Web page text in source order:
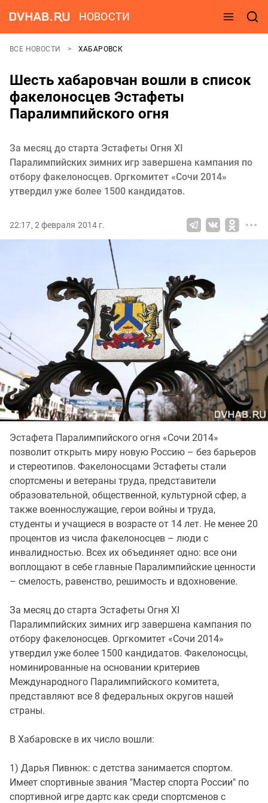
НОВОСТИ
ВСЕ НОВОСТИ ХАБАРОВСК
Шесть хабаровчан вошли в список
факелоносцев Эстафеты
Паралимпийского огня
За месяц до старта Эстафеты Огня XI
Паралимпийских зимних игр завершена кампания по
отбору факелоносцев. Оргкомитет «Сочи 2014»
утвердил уже более 1500 кандидатов.
22:17, 2 февраля 2014 г.
Эстафета Паралимпийского огня «Сочи 2014»
позволит открыть миру новую Россию – без барьеров
и стереотипов. Факелоносцами Эстафеты стали
спортсмены и ветераны труда, представители
образовательной, общественной, культурной сфер, а
также военнослужащие, герои войны и труда,
студенты и учащиеся в возрасте от 14 лет. Не менее 20
процентов из числа факелоносцев – люди с
инвалидностью. Всех их объединяет одно: все они
воплощают в себе главные Паралимпийские ценности
– смелость, равенство, решимость и вдохновение.
За месяц до старта Эстафеты Огня XI
Паралимпийских зимних игр завершена кампания по
отбору факелоносцев. Оргкомитет «Сочи 2014»
утвердил уже более 1500 кандидатов. Факелоносцы,
номинированные на основании критериев
Международного Паралимпийского комитета,
представляют все 8 федеральных округов нашей
страны.
В Хабаровске в их число вошли:
1) Дарья Пивнюк: с детства занимается спортом.
Имеет спортивные звания "Мастер спорта России" по
спортивной игре дартс как среди спортсменов с